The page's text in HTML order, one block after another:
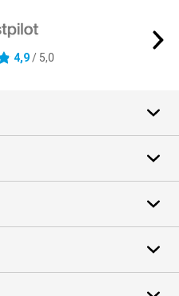
4,9/ 5,0